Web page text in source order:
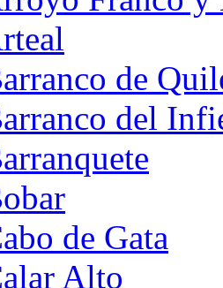
de
del
de Gata
Alto